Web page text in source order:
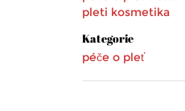
pleti kosmetika
Kategorie
péče o pleť